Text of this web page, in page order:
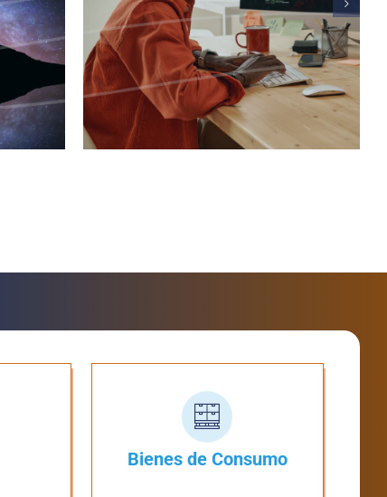
Bienes de Consumo